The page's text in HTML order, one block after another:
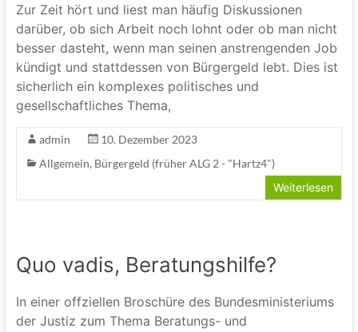
Zur Zeit hört und liest man häufig Diskussionen
darüber, ob sich Arbeit noch lohnt oder ob man nicht
besser dasteht, wenn man seinen anstrengenden Job
kündigt und stattdessen von Bürgergeld lebt. Dies ist
sicherlich ein komplexes politisches und
gesellschaftliches Thema,
admin
10. Dezember 2023
Allgemein, Bürgergeld (früher ALG 2 - "Hartz4")
Weiterlesen
Quo vadis, Beratungshilfe?
In einer offziellen Broschüre des Bundesministeriums
der Justiz zum Thema Beratungs- und